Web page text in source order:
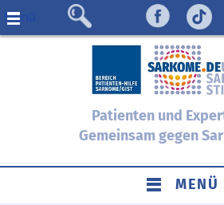
Menü
Patienten und
Gemeinsam gegen
MENÜ